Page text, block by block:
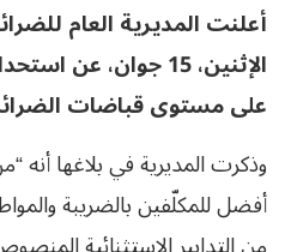
أعلنت المديرية العام
الإثنين، 15 جوان،
على مستوى قباضات
وذكرت المديرية في بلاغها
أفضل للمكلّفين بالضريبة